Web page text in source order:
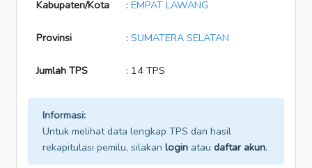
Kabupaten/Kota : EMPAT LAWANG
Provinsi : SUMATERA SELATAN
Jumlah TPS : 14 TPS
Informasi:
Untuk melihat data lengkap TPS dan hasil
rekapitulasi pemilu, silakan login atau daftar akun.